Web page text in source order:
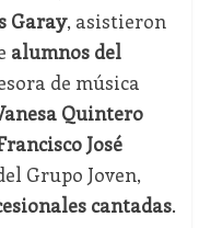
Garay, asistieron
alumnos del
de música
Quintero
José
Grupo Joven,
cantadas.